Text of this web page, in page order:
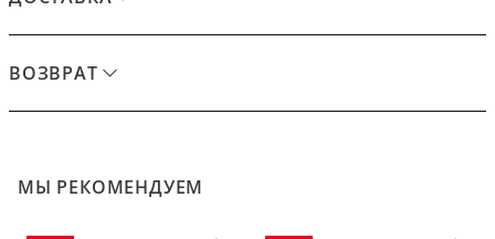
ВОЗВРАТ
МЫ РЕКОМЕНДУЕМ